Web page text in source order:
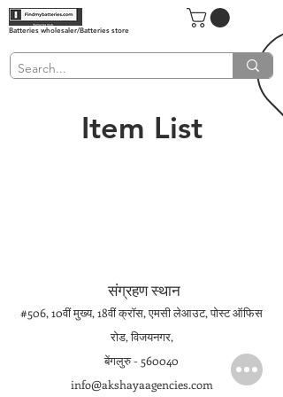
Batteries wholesaler/Batteries store
Item List
संग्रहण स्थान
#506, 10वीं मुख्य, 18वीं क्रॉस, एमसी लेआउट, पोस्ट ऑफिस
रोड, विजयनगर,
बेंगलुरु - 560040
info@akshayaagencies.com